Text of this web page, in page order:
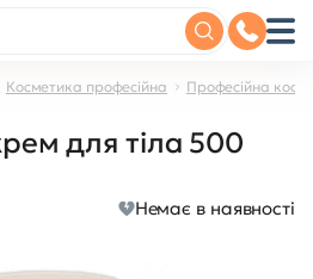
Косметика професійна Професійна
для тіла 500
Немає в наявності